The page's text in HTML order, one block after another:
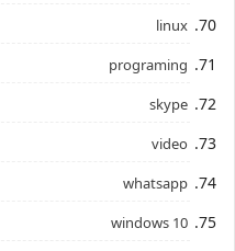
linux
programing
skype
video
whatsapp
windows 10